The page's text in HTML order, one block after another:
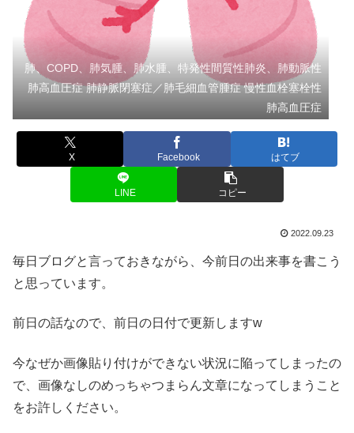
肺、COPD、肺気腫、肺水腫、特発性間質性肺炎、肺動脈性
肺高血圧症 肺静脈閉塞症／肺毛細血管腫症 慢性血栓塞栓性
肺高血圧症
X Facebook はてブ
LINE コピー
2022.09.23
毎日ブログと言っておきながら、今前日の出来事を書こう
と思っています。
前日の話なので、前日の日付で更新しますw
今なぜか画像貼り付けができない状況に陥ってしまったの
で、画像なしのめっちゃつまらん文章になってしまうこと
をお許しください。